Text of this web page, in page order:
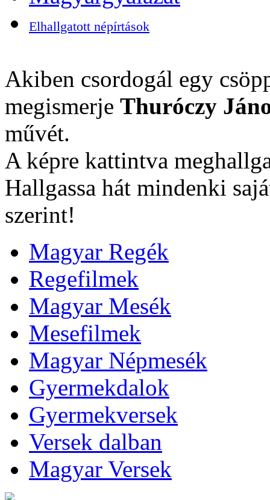
Elhallgatott népírtások
Akiben csordogál egy
megismerje Thuróczy
művét.
A képre kattintva
Hallgassa hát mindenki
szerint!
Magyar Regék
Regefilmek
Magyar Mesék
Mesefilmek
Magyar Népmesék
Gyermekdalok
Gyermekversek
Versek dalban
Magyar Versek